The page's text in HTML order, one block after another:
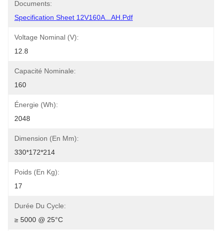
Documents:
Specification Sheet 12V160A...AH.pdf
Voltage Nominal (V):
12.8
Capacité Nominale:
160
Énergie (Wh):
2048
Dimension (en Mm):
330*172*214
Poids (en Kg):
17
Durée Du Cycle:
≥ 5000 @ 25°C